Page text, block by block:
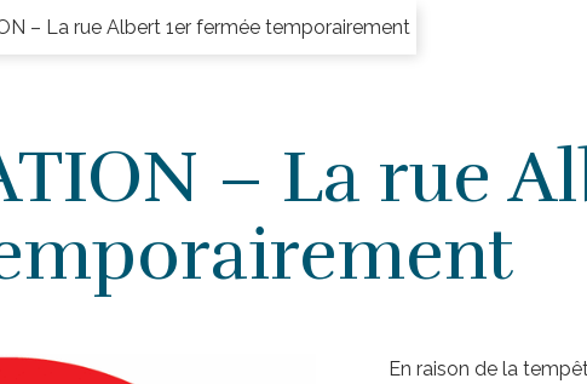
– La rue Albert 1er fermée temporairement
– La rue
En raison de la